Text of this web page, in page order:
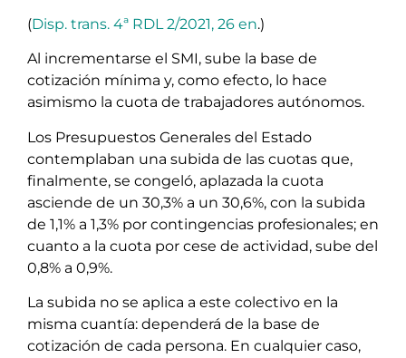
(Disp. trans. 4ª RDL 2/2021, 26 en.)
Al incrementarse el SMI, sube la base de
cotización mínima y, como efecto, lo hace
asimismo la cuota de trabajadores autónomos.
Los Presupuestos Generales del Estado
contemplaban una subida de las cuotas que,
finalmente, se congeló, aplazada la cuota
asciende de un 30,3% a un 30,6%, con la subida
de 1,1% a 1,3% por contingencias profesionales; en
cuanto a la cuota por cese de actividad, sube del
0,8% a 0,9%.
La subida no se aplica a este colectivo en la
misma cuantía: dependerá de la base de
cotización de cada persona. En cualquier caso,